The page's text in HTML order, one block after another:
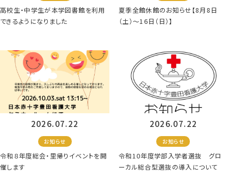
高校生・中学生が本学図書館を利用
できるようになりました
夏季全館休館のお知らせ【8月8日
（土）～16日（日）】
2026.07.22
お知らせ
令和８年度総会・里帰りイベントを開
催します
2026.07.22
お知らせ
令和10年度学部入学者選抜 グロ
ーカル総合型選抜の導入について